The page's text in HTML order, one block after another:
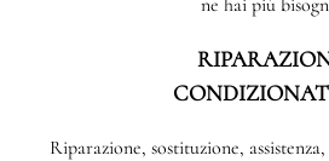
ne hai più
Riparazione, sostituzione,